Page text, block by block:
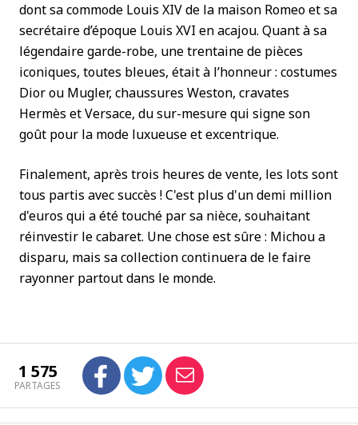
dont sa commode Louis XIV de la maison Romeo et sa
secrétaire d’époque Louis XVI en acajou. Quant à sa
légendaire garde-robe, une trentaine de pièces
iconiques, toutes bleues, était à l’honneur : costumes
Dior ou Mugler, chaussures Weston, cravates
Hermès et Versace, du sur-mesure qui signe son
goût pour la mode luxueuse et excentrique.
Finalement, après trois heures de vente, les lots sont
tous partis avec succès ! C'est plus d'un demi million
d'euros qui a été touché par sa nièce, souhaitant
réinvestir le cabaret. Une chose est sûre : Michou a
disparu, mais sa collection continuera de le faire
rayonner partout dans le monde.
1 575
PARTAGES